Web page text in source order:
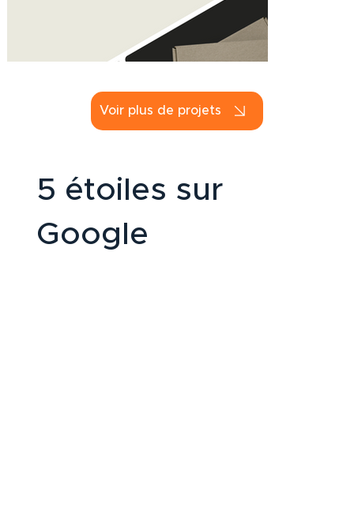
Voir plus de projets
5 étoiles sur
Google